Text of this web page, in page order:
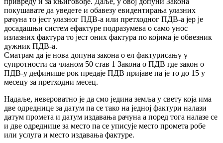
покушавате да уведете и обавезу евидентирања улазних
рачуна то јест улазног ПДВ-а или претходног ПДВ-а јер је
досадашњи систем ефактуре подразумева о само унос
излазних фактура то јест оних фактура по којима је обвезник
дужник ПДВ-а.
Сматрам да је нова допуна закона о ел фактурисању у
супротности са чланом 50 став 1 Закона о ПДВ где закон о
ПДВ-у дефинише рок предаје ПДВ пријаве па је то до 15 у
месецу за претходни месец.
Надаље, невероватно је да смо једина земља у свету која има
две одреднице за датум па се тако на једној фактури налази
датум промета и датум издавања рачуна а поред тога налазе се
и две одреднице за место па се уписује место промета робе
или услуга и место издавања фактуре.